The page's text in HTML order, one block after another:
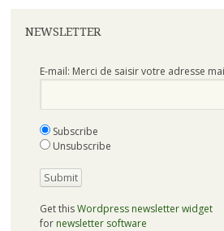
NEWSLETTER
E-mail: Merci de saisir votre adresse
Subscribe
Unsubscribe
Get thisWordpress newsletter widget
for newsletter software